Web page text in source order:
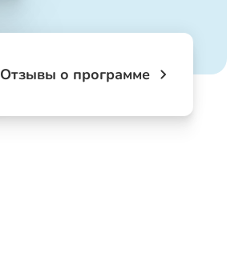
Отзывы о программе